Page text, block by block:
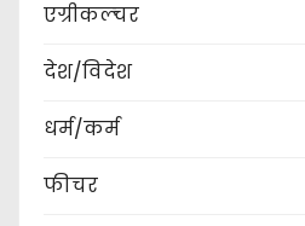
एग्रीकल्चर
देश/विदेश
धर्म/कर्म
फीचर